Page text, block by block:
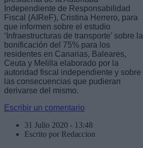
Independiente de Responsabilidad
Fiscal (AIReF), Cristina Herrero, para
que informen sobre el estudio
‘Infraestructuras de transporte’ sobre la
bonificación del 75% para los
residentes en Canarias, Baleares,
Ceuta y Melilla elaborado por la
autoridad fiscal independiente y sobre
las consecuencias que pudieran
derivarse del mismo.
Escribir un comentario
31 Julio 2020 - 13:48
Escrito por Redaccion